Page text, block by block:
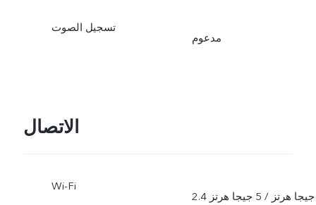
تسجيل الصوت
مدعوم
الاتصال
Wi-Fi
2.4 جيجا هرتز / 5 جيجا هرتز